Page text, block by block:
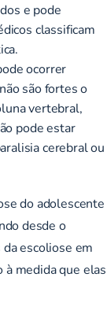
e pode
classificam
ocorrer
são fortes o
vertebral,
pode estar
cerebral ou
do adolescente
desde o
escoliose em
à medida que elas